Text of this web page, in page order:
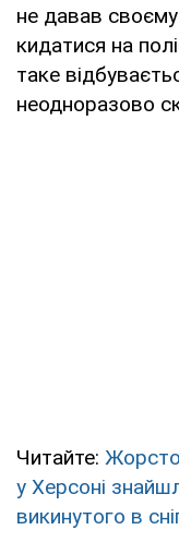
не давав
кидатися на
таке
неодноразово
Читайте:
у Херсоні
викинутого в